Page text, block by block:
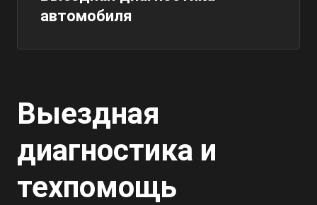
автомобиля
Выездная
диагностика и
техпомощь